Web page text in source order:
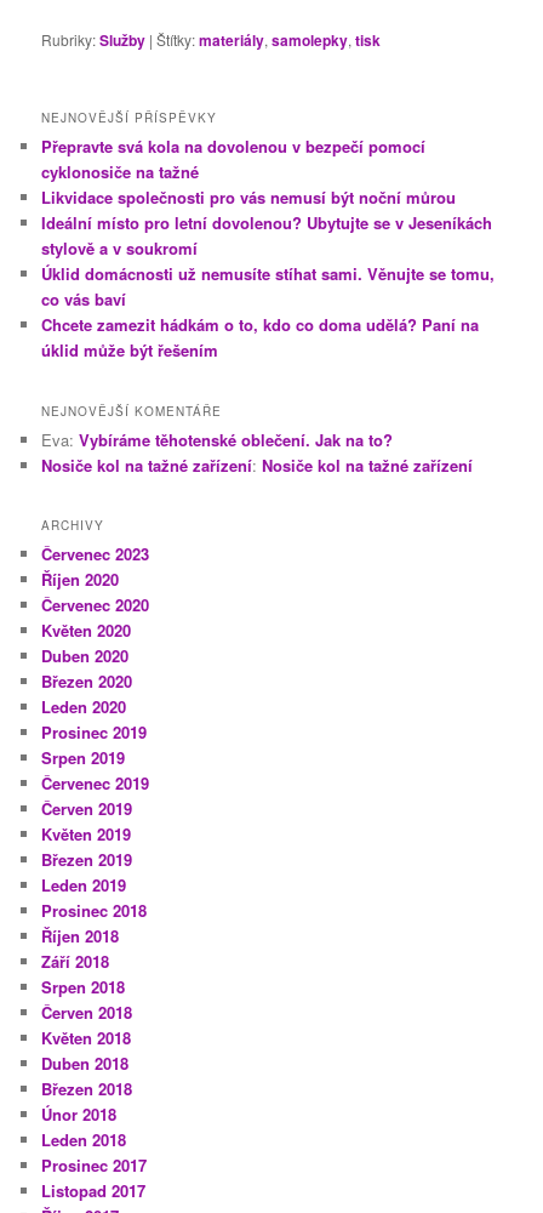
Rubriky:Služby |Štítky:materiály,samolepky,tisk
NEJNOVĚJŠÍ PŘÍSPĚVKY
Přepravte svá kola na dovolenou v bezpečí pomocí
cyklonosiče na tažné
Likvidace společnosti pro vás nemusí být noční můrou
Ideální místo pro letní dovolenou? Ubytujte se v Jeseníkách
stylově a v soukromí
Úklid domácnosti už nemusíte stíhat sami. Věnujte se tomu,
co vás baví
Chcete zamezit hádkám o to, kdo co doma udělá? Paní na
úklid může být řešením
NEJNOVĚJŠÍ KOMENTÁŘE
Eva:Vybíráme těhotenské oblečení. Jak na to?
Nosiče kol na tažné zařízení:Nosiče kol na tažné zařízení
ARCHIVY
Červenec 2023
Říjen 2020
Červenec 2020
Květen 2020
Duben 2020
Březen 2020
Leden 2020
Prosinec 2019
Srpen 2019
Červenec 2019
Červen 2019
Květen 2019
Březen 2019
Leden 2019
Prosinec 2018
Říjen 2018
Září 2018
Srpen 2018
Červen 2018
Květen 2018
Duben 2018
Březen 2018
Únor 2018
Leden 2018
Prosinec 2017
Listopad 2017